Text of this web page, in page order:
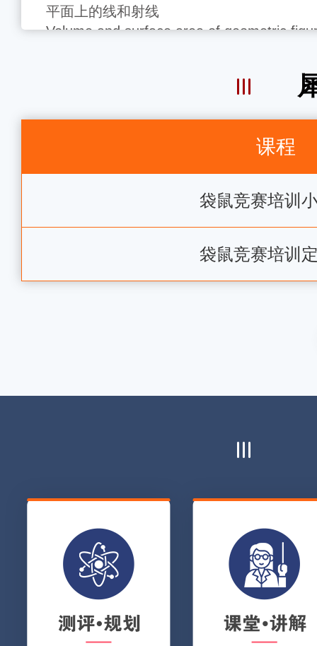
平面上的线和射线
Volume and surface area of geometric
Supplementary angles, sum of angles in
课程
袋鼠竞赛培训
袋鼠竞赛培训